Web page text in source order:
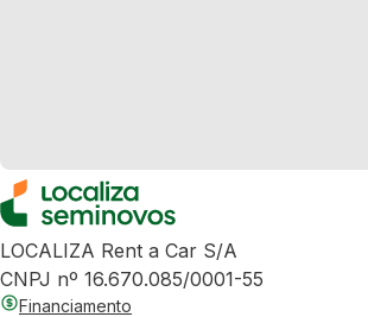
LOCALIZA Rent a Car S/A
CNPJ nº 16.670.085/0001-55
Financiamento